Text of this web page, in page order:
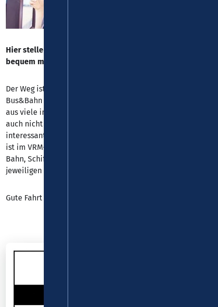
Hier stellen wir Ihnen attraktive Ausflugsziele vor, die Sie
bequem mit Bus und Bahn erreichen können.
Der Weg ist das Ziel! Und nicht nur das: Rundreisen mit
Bus&Bahn bieten die Möglichkeit, von einem Startpunkt
aus viele interessante Orte anzusteuern. Man muss aber
auch nicht wieder an den Startort zurück, sondern kann
interessante Rundreisen unternehmen. Besonders reizvoll
ist im VRM-Gebiet die mögliche Kombination von Bus,
Bahn, Schiff, Fähre. Unsere Ausflugsvorschläge sind den
jeweiligen Landkreisen zugeordnet.
Gute Fahrt und viel Spaß!